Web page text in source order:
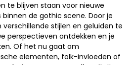
te blijven staan voor nieuwe
de gothic scene. Door je
stijlen en geluiden te
perspectieven ontdekken en je
Of het nu gaat om
elementen, folk-invloeden of